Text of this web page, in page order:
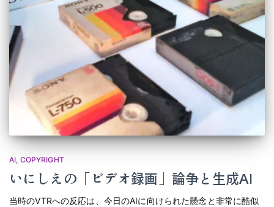
AI COPYRIGHT
いにしえの「ビデオ録画」論争と生成AI
当時のVTRへの反応は、今日のAIに向けられた懸念と非常に酷似